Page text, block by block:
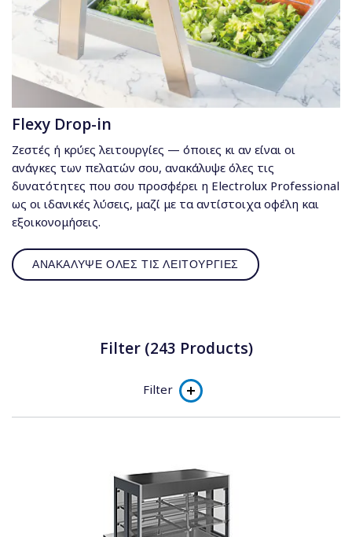
Flexy Drop-in
Ζεστές ή κρύες λειτουργίες — όποιες κι αν είναι οι
ανάγκες των πελατών σου, ανακάλυψε όλες τις
δυνατότητες που σου προσφέρει η Electrolux Professional
ως οι ιδανικές λύσεις, μαζί με τα αντίστοιχα οφέλη και
εξοικονομήσεις.
ΑΝΑΚΑΛΥΨΕ ΟΛΕΣ ΤΙΣ ΛΕΙΤΟΥΡΓΙΕΣ
Filter (243 Products)
Filter
Flexy Drop-in
Flexy Compact